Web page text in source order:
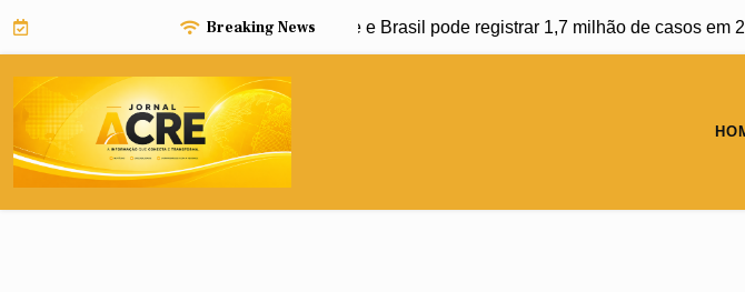
Breaking News
pode impulsionar avanço da dengue e Brasil pode registrar 1,7 milhão de casos em